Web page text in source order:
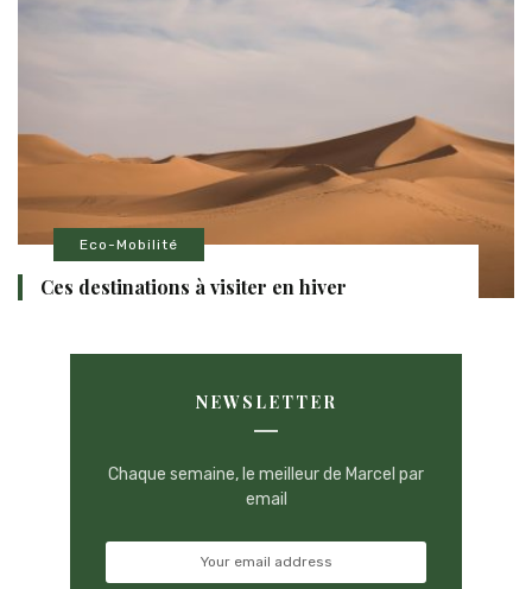
Eco-Mobilité
Ces destinations à visiter en hiver
NEWSLETTER
Chaque semaine, le meilleur de Marcel par
email